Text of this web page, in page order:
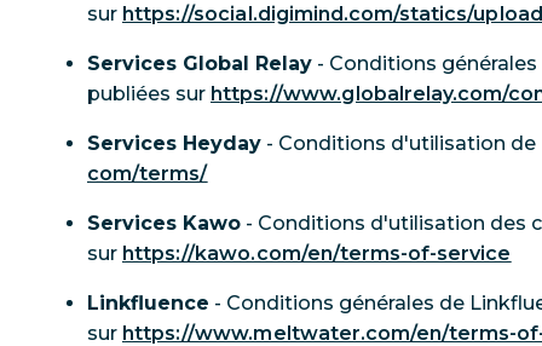
sur https://social.digimind.com/statics/
Services Global Relay - Conditions
publiées sur https://www.globalrelay.com/
Services Heyday - Conditions d'utilisation
com/terms/
Services Kawo - Conditions d'utilisation des
sur https://kawo.com/en/terms-of-service
Linkfluence - Conditions générales de
sur https://www.meltwater.com/en/terms-